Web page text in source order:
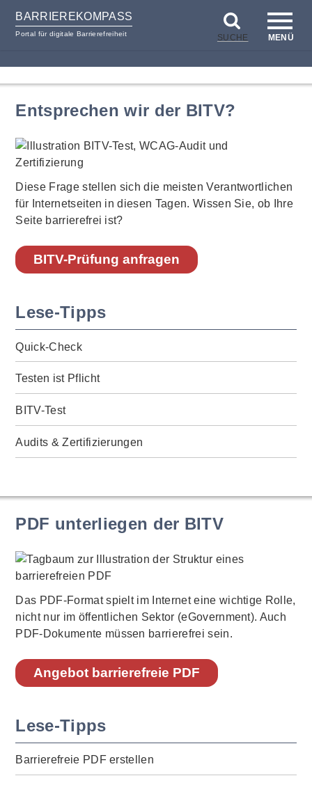
BARRIEREKOMPASS
Portal für digitale Barrierefreiheit SUCHE MENÜ
Entsprechen wir der BITV?
Diese Frage stellen sich die meisten Verantwortlichen
für Internetseiten in diesen Tagen. Wissen Sie, ob Ihre
Seite barrierefrei ist?
BITV-Prüfung anfragen
Lese-Tipps
Quick-Check
Testen ist Pflicht
BITV-Test
Audits & Zertifizierungen
PDF unterliegen der BITV
Das PDF-Format spielt im Internet eine wichtige Rolle,
nicht nur im öffentlichen Sektor (eGovernment). Auch
PDF-Dokumente müssen barrierefrei sein.
Angebot barrierefreie PDF
Lese-Tipps
Barrierefreie PDF erstellen